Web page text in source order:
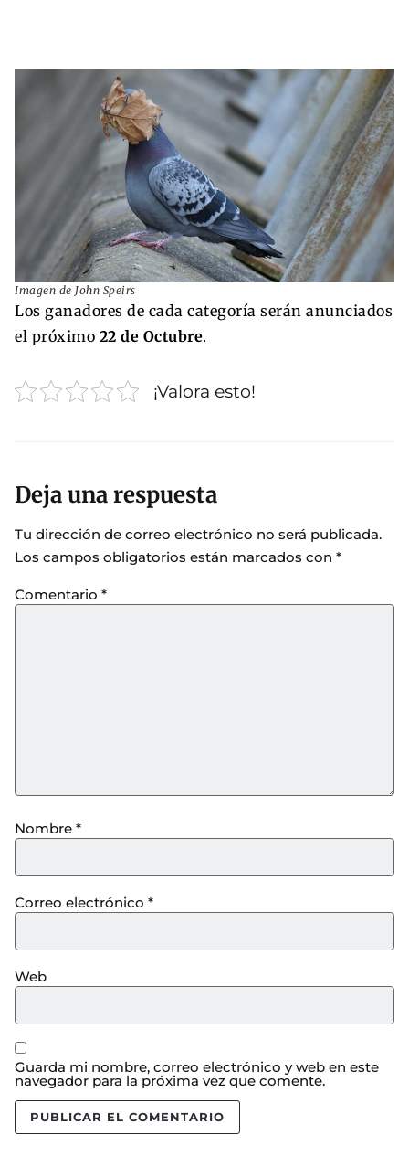
Imagen de John Speirs
Los ganadores de cada categoría serán anunciados
el próximo 22 de Octubre.
¡Valora esto!
Deja una respuesta
Tu dirección de correo electrónico no será publicada.
Los campos obligatorios están marcados con *
Comentario *
Nombre *
Correo electrónico *
Web
Guarda mi nombre, correo electrónico y web en este
navegador para la próxima vez que comente.